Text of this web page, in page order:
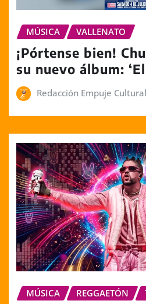
MÚSICA VALLENATO
¡Pórtense bien!
su nuevo álbum:
Redacción Empuje Cultural
MÚSICA REGGAETÓN